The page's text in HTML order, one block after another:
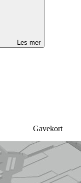
Les mer
Gavekort